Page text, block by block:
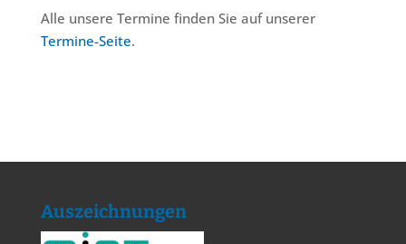
Alle unsere Termine finden Sie auf unserer
Termine-Seite.
Auszeichnungen